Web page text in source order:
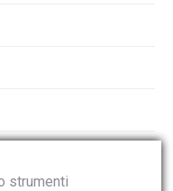
strumenti